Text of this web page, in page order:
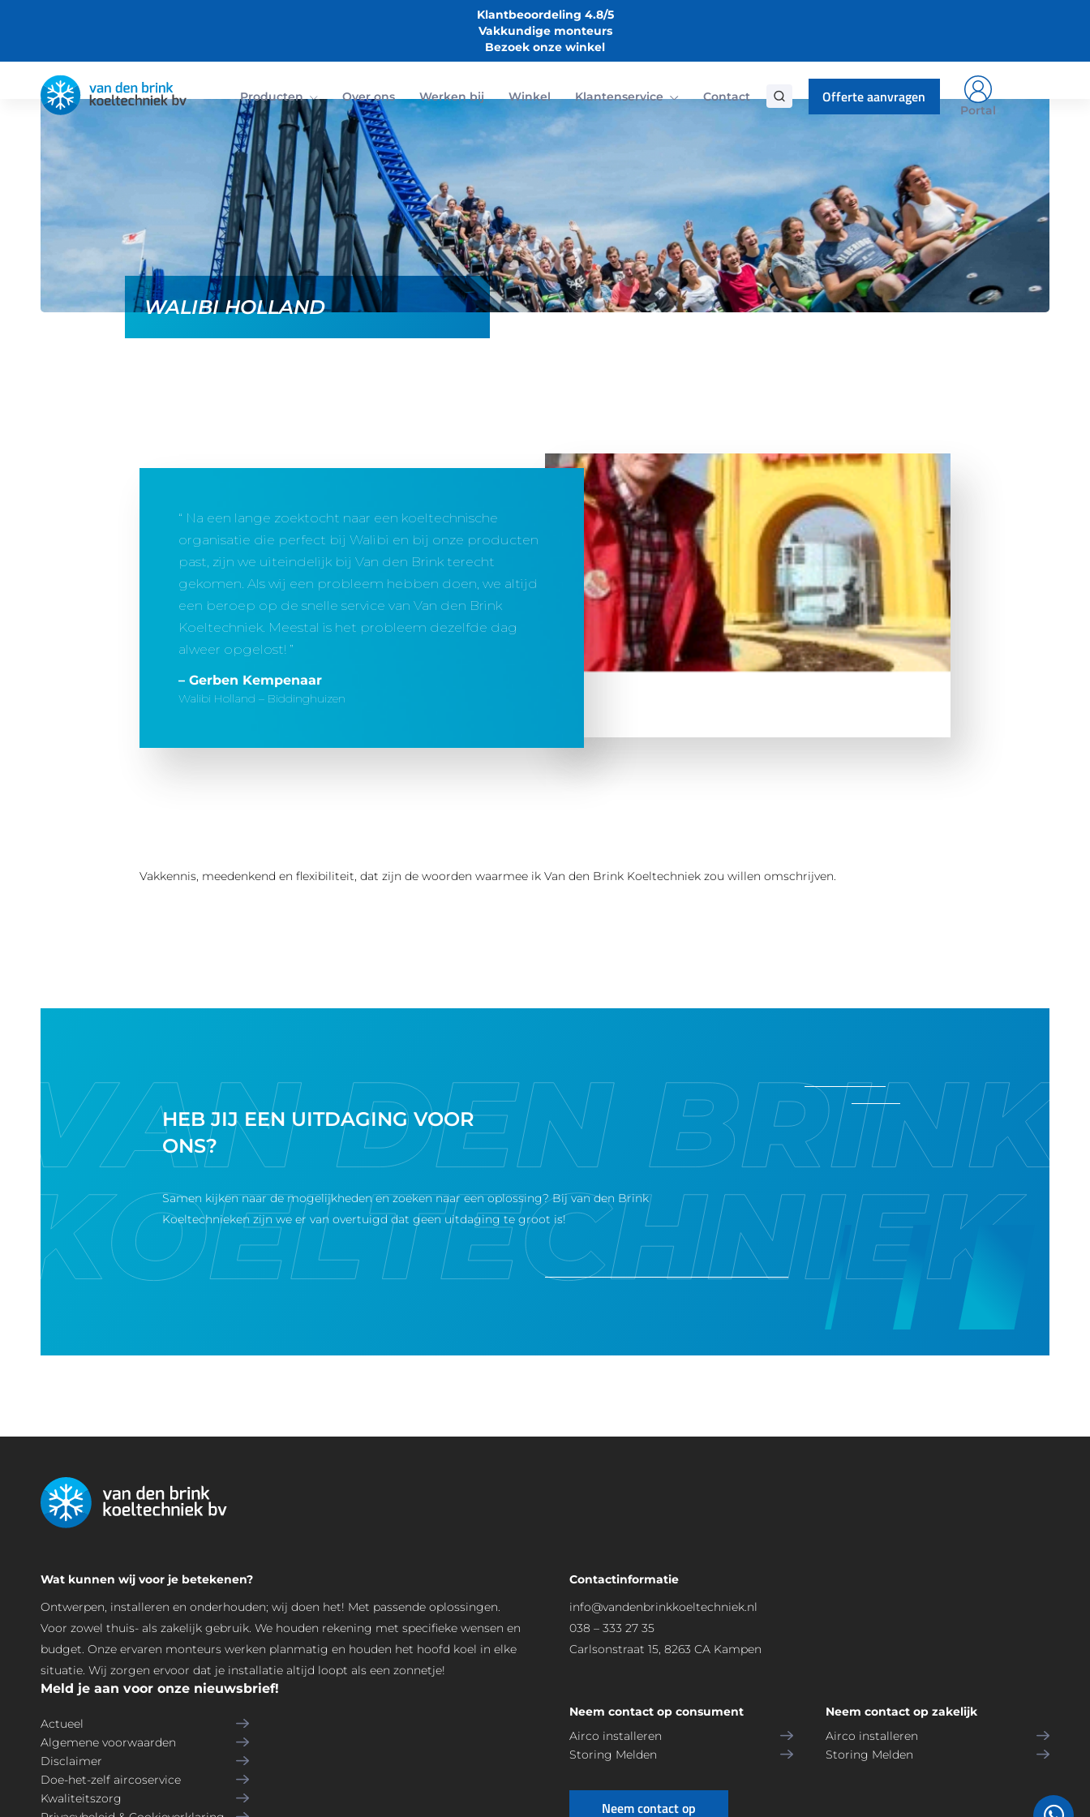
Klantbeoordeling 4.8/5
Vakkundige monteurs
Bezoek onze winkel
Producten Over ons Werken bij Winkel Klantenservice Contact Offerte aanvragen
Portal
WALIBI HOLLAND
Na een lange zoektocht naar een koeltechnische
organisatie die perfect bij Walibi en bij onze producten
past, zijn we uiteindelijk bij Van den Brink terecht
gekomen. Als wij een probleem hebben doen, we altijd
een beroep op de snelle service van Van den Brink
Koeltechniek. Meestal is het probleem dezelfde dag
alweer opgelost!
– Gerben Kempenaar
Walibi Holland – Biddinghuizen
Vakkennis, meedenkend en flexibiliteit, dat zijn de woorden waarmee ik Van den Brink Koeltechniek zou willen omschrijven.
HEB JIJ EEN UITDAGING VOOR
ONS?
Samen kijken naar de mogelijkheden en zoeken naar een oplossing? Bij van den Brink
Koeltechnieken zijn we er van overtuigd dat geen uitdaging te groot is!
Wat kunnen wij voor je betekenen?
Ontwerpen, installeren en onderhouden; wij doen het! Met passende oplossingen.
Voor zowel thuis- als zakelijk gebruik. We houden rekening met specifieke wensen en
budget. Onze ervaren monteurs werken planmatig en houden het hoofd koel in elke
situatie. Wij zorgen ervoor dat je installatie altijd loopt als een zonnetje!
Meld je aan voor onze nieuwsbrief!
Actueel
Algemene voorwaarden
Disclaimer
Doe-het-zelf aircoservice
Kwaliteitszorg
Contactinformatie
info@vandenbrinkkoeltechniek.nl
038 – 333 27 35
Carlsonstraat 15, 8263 CA Kampen
Neem contact op consument
Airco installeren
Storing Melden
Neem contact op
Neem contact op zakelijk
Airco installeren
Storing Melden